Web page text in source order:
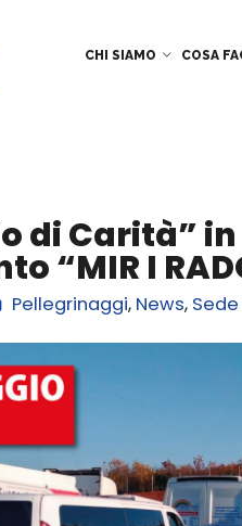
CHI SIAMO COSA
di Carità”
“MIR I
Pellegrinaggi, News,